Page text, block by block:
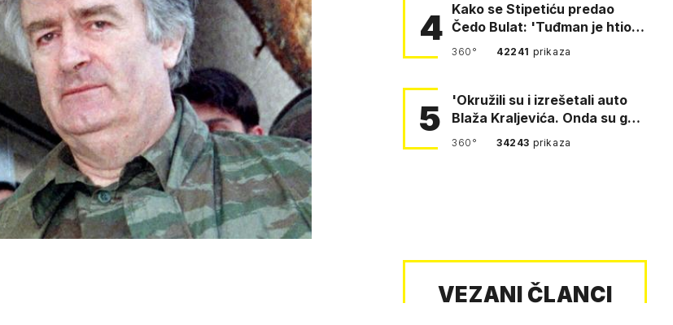
4 Kako se Stipetiću predao
Čedo Bulat: 'Tuđman je htio
da se prerušim u ženu'
360° 42241 prikaza
5
'Okružili su i izrešetali auto
Blaža Kraljevića. Onda su ga
vukli po cesti'
360° 34243 prikaza
VEZANI ČLANCI